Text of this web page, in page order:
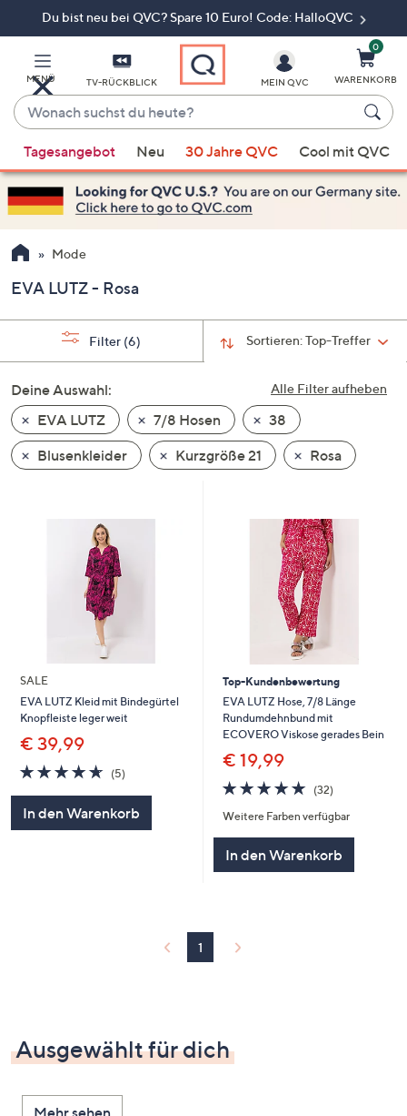
Du bist neu bei QVC? Spare 10 Euro! Code: HalloQVC
MENÜ TV-RÜCKBLICK
Wonach
suchst
du
heute?
Vorschläge
verfügbar
sind,
verwenden
Sie
Pfeiltasten
nach
und
nach
unten
oder
wischen
Sie
anzuzeigen.
MEIN QVC
0
WARENKORB
Tagesangebot Neu 30 Jahre QVC Cool mit QVC
Mode
EVA LUTZ - Rosa
Sortieren:Top-Treffer
Filter (6)
Alle Filter aufheben
Deine Auswahl:
EVA LUTZ
7/8 Hosen
38
Blusenkleider
Kurzgröße 21 Rosa
SALE
EVA LUTZ Kleid mit Bindegürtel
Knopfleiste leger weit
€ 39,99
4.6
von
(5)5
In den Warenkorb
Top-Kundenbewertung
EVA LUTZ Hose, 7/8 Länge
Rundumdehnbund mit
ECOVERO Viskose gerades Bein
€ 19,99
4.7
von
5
(32)32
Weitere Farben verfügbar
In den Warenkorb
1
Ausgewählt für dich